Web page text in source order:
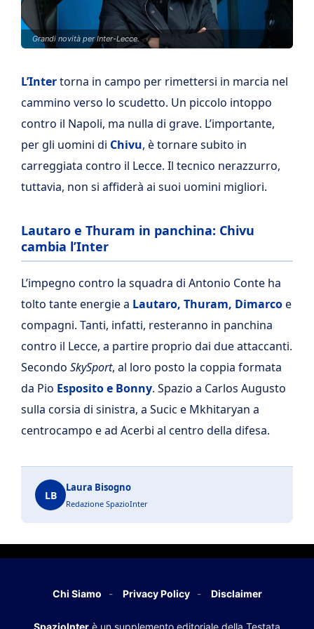
Grandi novità per Inter-Lecce.
L’Intertorna in campo per rimettersi in marcia nel
cammino verso lo scudetto. Un piccolo intoppo
contro il Napoli, ma nulla di grave. L’importante,
per gli uomini di Chivu, è tornare subito in
carreggiata contro il Lecce. Il tecnico nerazzurro,
tuttavia, non si affiderà ai suoi uomini migliori.
Lautaro e Thuram in panchina: Chivu
cambia l’Inter
L’impegno contro la squadra di Antonio Conte ha
tolto tante energie a Lautaro, Thuram, Dimarcoe
compagni. Tanti, infatti, resteranno in panchina
contro il Lecce, a partire proprio dai due attaccanti.
Secondo SkySport, al loro posto la coppia formata
da Pio Esposito e Bonny. Spazio a Carlos Augusto
sulla corsia di sinistra, a Sucic e Mkhitaryan a
centrocampo e ad Acerbi al centro della difesa.
LB
Laura Bisogno
Redazione SpazioInter
Chi Siamo Privacy Policy Disclaimer
SpazioInter è un supplemento editoriale della Testata